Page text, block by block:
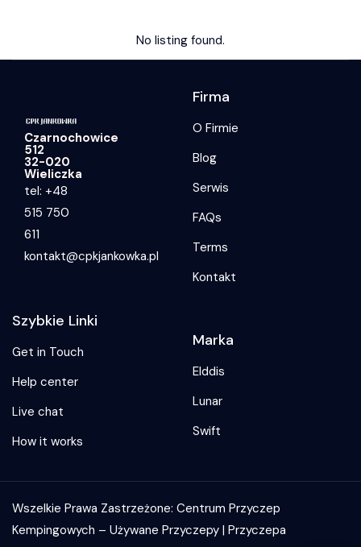
No listing found.
Czarnochowice
512
32-020
Wieliczka
tel: +48
515 750
611
kontakt@cpkjankowka.pl
Firma
O Firmie
Blog
Serwis
FAQs
Terms
Kontakt
Szybkie Linki
Get in Touch
Help center
Live chat
How it works
Marka
Elddis
Lunar
Swift
Wszelkie Prawa Zastrzeżone: Centrum Przyczep
Kempingowych – Używane Przyczepy | Przyczepa